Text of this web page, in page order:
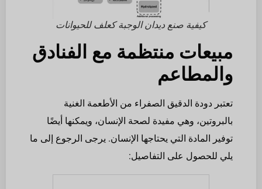
كيفية صنع ديدان الوجبة كعلف للحيوانات
مبيعات منتظمة مع الفنادق
والمطاعم
تعتبر دودة الدقيق الصفراء من الأطعمة الغنية
بالبروتين، وهي مفيدة لصحة الإنسان، ويمكنها أيضًا
توفير المادة التي يحتاجها الإنسان. يرجى الرجوع إلى ما
يلي للحصول على التفاصيل: